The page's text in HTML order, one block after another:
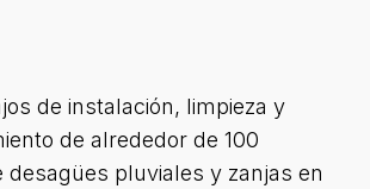
de instalación, limpieza y
de alrededor de 100
desagües pluviales y zanjas en